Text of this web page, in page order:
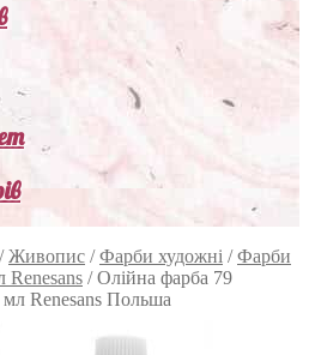
/Живопис /Фарби художні /Фарби
Renesans /Олійна фарба 79
Renesans Польша